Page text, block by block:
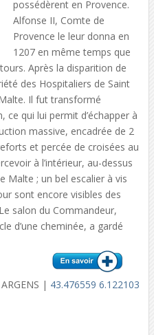
possédèrent en Provence.
Alfonse II, Comte de
Provence le leur donna en
1207 en même temps que
Après la disparition de
des Hospitaliers de Saint
Malte. Il fut transformé
ce qui lui permit d’échapper à
massive, encadrée de 2
et percée de croisées au
à l’intérieur, au-dessus
Malte ; un bel escalier à vis
sont encore visibles des
salon du Commandeur,
d’une cheminée, a gardé
| 43.476559 6.122103